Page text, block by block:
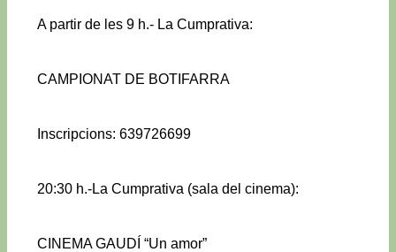
A partir de les 9 h.- La Cumprativa:
CAMPIONAT DE BOTIFARRA
Inscripcions: 639726699
20:30 h.-La Cumprativa (sala del cinema):
CINEMA GAUDÍ “Un amor”